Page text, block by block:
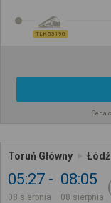
TLK 53190
Cena
Toruń Główny
05:27
08 sierpnia
08:05
08 sierpnia